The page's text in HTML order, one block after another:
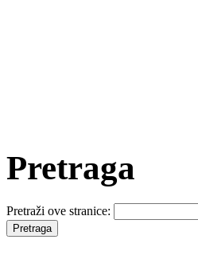
Pretraga
Pretraži ove stranice: